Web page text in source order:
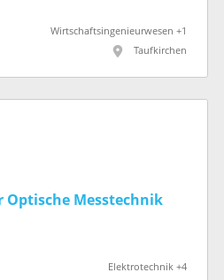
Wirtschaftsingenieurwesen +1
Taufkirchen
Messtechnik
Elektrotechnik +4